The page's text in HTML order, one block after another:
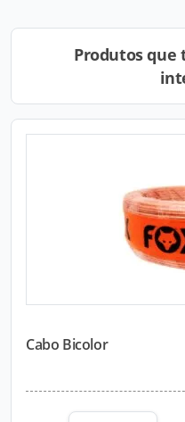
Produtos que
Cabo Bicolor